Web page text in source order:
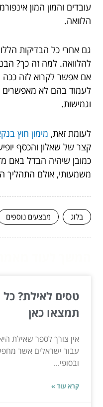
עובדים והמון המון
הלוואה.
גם אחרי כל הבדיקות
להלוואה. למה זה כך?
אם אפשר לקרוא לזה ככה
לעמוד בהם לא מאפשרים
וגמישות.
לעומת זאת, מימון חוץ
קצר של שאלון והכסף
כמובן שיהיה הבדל באם
משמעותי, אולם התהליך
בלוג מבצעים נוספים
טסים לאילת?
תמצאו כאן
עבור ישראלים אשר
ובסופי...
קרא עוד »